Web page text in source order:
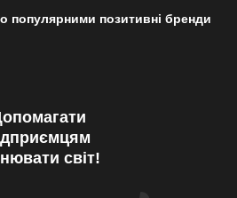
популярними позитивні бренди
світ!